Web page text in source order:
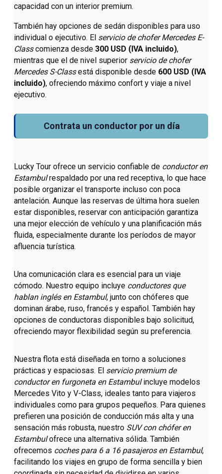
capacidad con un interior premium.
También hay opciones de sedán disponibles para uso
individual o ejecutivo. El servicio de chofer Mercedes E-
Classcomienza desde300 USD (IVA incluido),
mientras que el de nivel superior servicio de chofer
Mercedes S-Classestá disponible desde 600 USD (IVA
incluido), ofreciendo máximo confort y viaje a nivel
ejecutivo.
Contrata un conductor por un día
Lucky Tour ofrece un servicio confiable de conductor en
Estambulrespaldado por una red receptiva, lo que hace
posible organizar el transporte incluso con poca
antelación. Aunque las reservas de última hora suelen
estar disponibles, reservar con anticipación garantiza
una mejor elección de vehículo y una planificación más
fluida, especialmente durante los períodos de mayor
afluencia turística.
Una comunicación clara es esencial para un viaje
cómodo. Nuestro equipo incluye conductores que
hablan inglés en Estambul, junto con chóferes que
dominan árabe, ruso, francés y español. También hay
opciones de conductoras disponibles bajo solicitud,
ofreciendo mayor flexibilidad según su preferencia.
Nuestra flota está diseñada en torno a soluciones
prácticas y espaciosas. El servicio premium de
conductor en furgoneta en Estambulincluye modelos
Mercedes Vito y V-Class, ideales tanto para viajeros
individuales como para grupos pequeños. Para quienes
prefieren una posición de conducción más alta y una
sensación más robusta, nuestro SUV con chófer en
Estambulofrece una alternativa sólida. También
ofrecemos coches para 6 a 16 pasajeros en Estambul,
facilitando los viajes en grupo de forma sencilla y bien